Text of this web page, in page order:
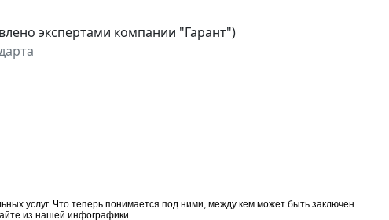
экспертами компании "Гарант")
услуг. Что теперь понимается под ними, между кем может быть заключен
из нашей инфографики.